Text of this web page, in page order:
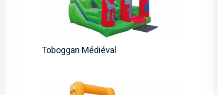
Toboggan Médiéval